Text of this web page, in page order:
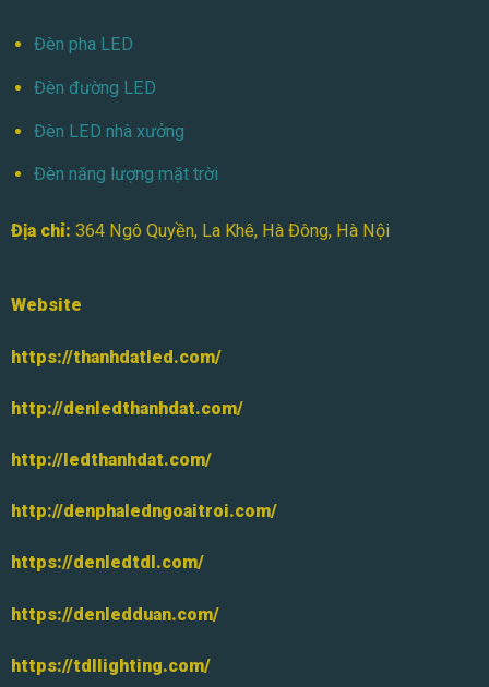
Đèn pha LED
Đèn đường LED
Đèn LED nhà xưởng
Đèn năng lượng mặt trời
Địa chỉ: 364 Ngô Quyền, La Khê, Hà Đông, Hà Nội
Website
https://thanhdatled.com/
http://denledthanhdat.com/
http://ledthanhdat.com/
http://denphaledngoaitroi.com/
https://denledtdl.com/
https://denledduan.com/
https://tdllighting.com/